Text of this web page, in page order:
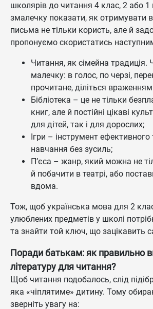
школярів до читання 4 клас, 2 або 1
змалечку показати, як отримувати
письма не тільки користь, але й
пропонуємо скористатись
Читання, як сімейна традиція.
малечку: в голос, по черзі,
прочитане, діліться
Бібліотека – це не тільки
книг, але й постійні цікаві
для дітей, так і для дорослих;
Ігри – інструмент
навчання без зусиль;
П’єса – жанр, який можна не
й побачити в театрі, або
вдома.
Тож, щоб українська мова для 2
улюблених предметів у школі
та знайти той ключ, що зацікавить
Поради батькам: як правильно
літературу для читання?
Щоб читання подобалось, слід
яка «чіплятиме» дитину. Тому
зверніть увагу на: